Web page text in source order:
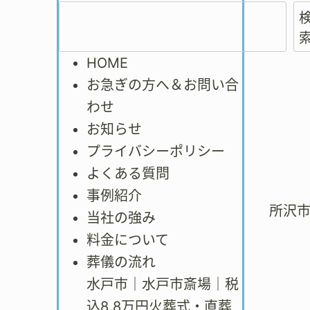
HOME
お急ぎの方へ＆お問い合
わせ
お知らせ
プライバシーポリシー
よくある質問
事例紹介
当社の強み
料金について
葬儀の流れ
水戸市｜水戸市斎場｜税
所沢